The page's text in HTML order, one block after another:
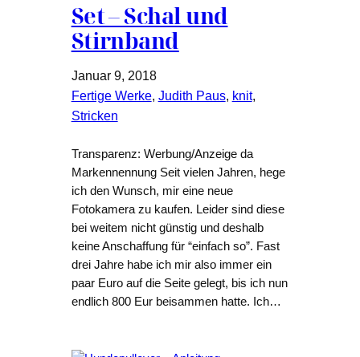
Set – Schal und
Stirnband
Januar 9, 2018
Fertige Werke, Judith Paus, knit
Stricken
Transparenz: Werbung/Anzeige da
Markennennung Seit vielen Jahren, hege
ich den Wunsch, mir eine neue
Fotokamera zu kaufen. Leider sind diese
bei weitem nicht günstig und deshalb
keine Anschaffung für “einfach so”. Fast
drei Jahre habe ich mir also immer ein
paar Euro auf die Seite gelegt, bis ich nun
endlich 800 Eur beisammen hatte. Ich…